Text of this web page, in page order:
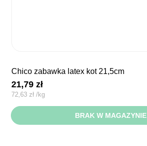
chico zabawka latex kot 21,5cm
21,79zł
72,63zł /kg
BRAK W MAGAZYNIE